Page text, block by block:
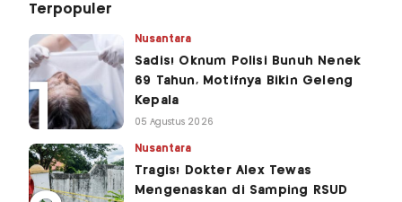
Terpopuler
Nusantara
Sadis! Oknum Polisi Bunuh Nenek
69 Tahun, Motifnya Bikin Geleng
Kepala
05 Agustus 2026
Nusantara
Tragis! Dokter Alex Tewas
Mengenaskan di Samping RSUD